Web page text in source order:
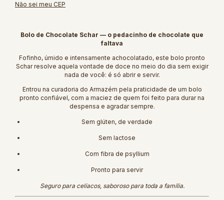
Não sei meu CEP
Bolo de Chocolate Schar — o pedacinho de chocolate que
faltava
Fofinho, úmido e intensamente achocolatado, este bolo pronto
Schar resolve aquela vontade de doce no meio do dia sem exigir
nada de você: é só abrir e servir.
Entrou na curadoria do Armazém pela praticidade de um bolo
pronto confiável, com a maciez de quem foi feito para durar na
despensa e agradar sempre.
Sem glúten, de verdade
Sem lactose
Com fibra de psyllium
Pronto para servir
Seguro para celíacos, saboroso para toda a família.